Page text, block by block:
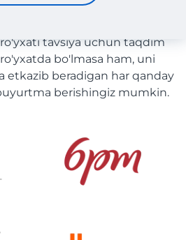
tavsiya uchun taqdim
bo'lmasa ham, uni
etkazib beradigan har qanday
berishingiz mumkin.